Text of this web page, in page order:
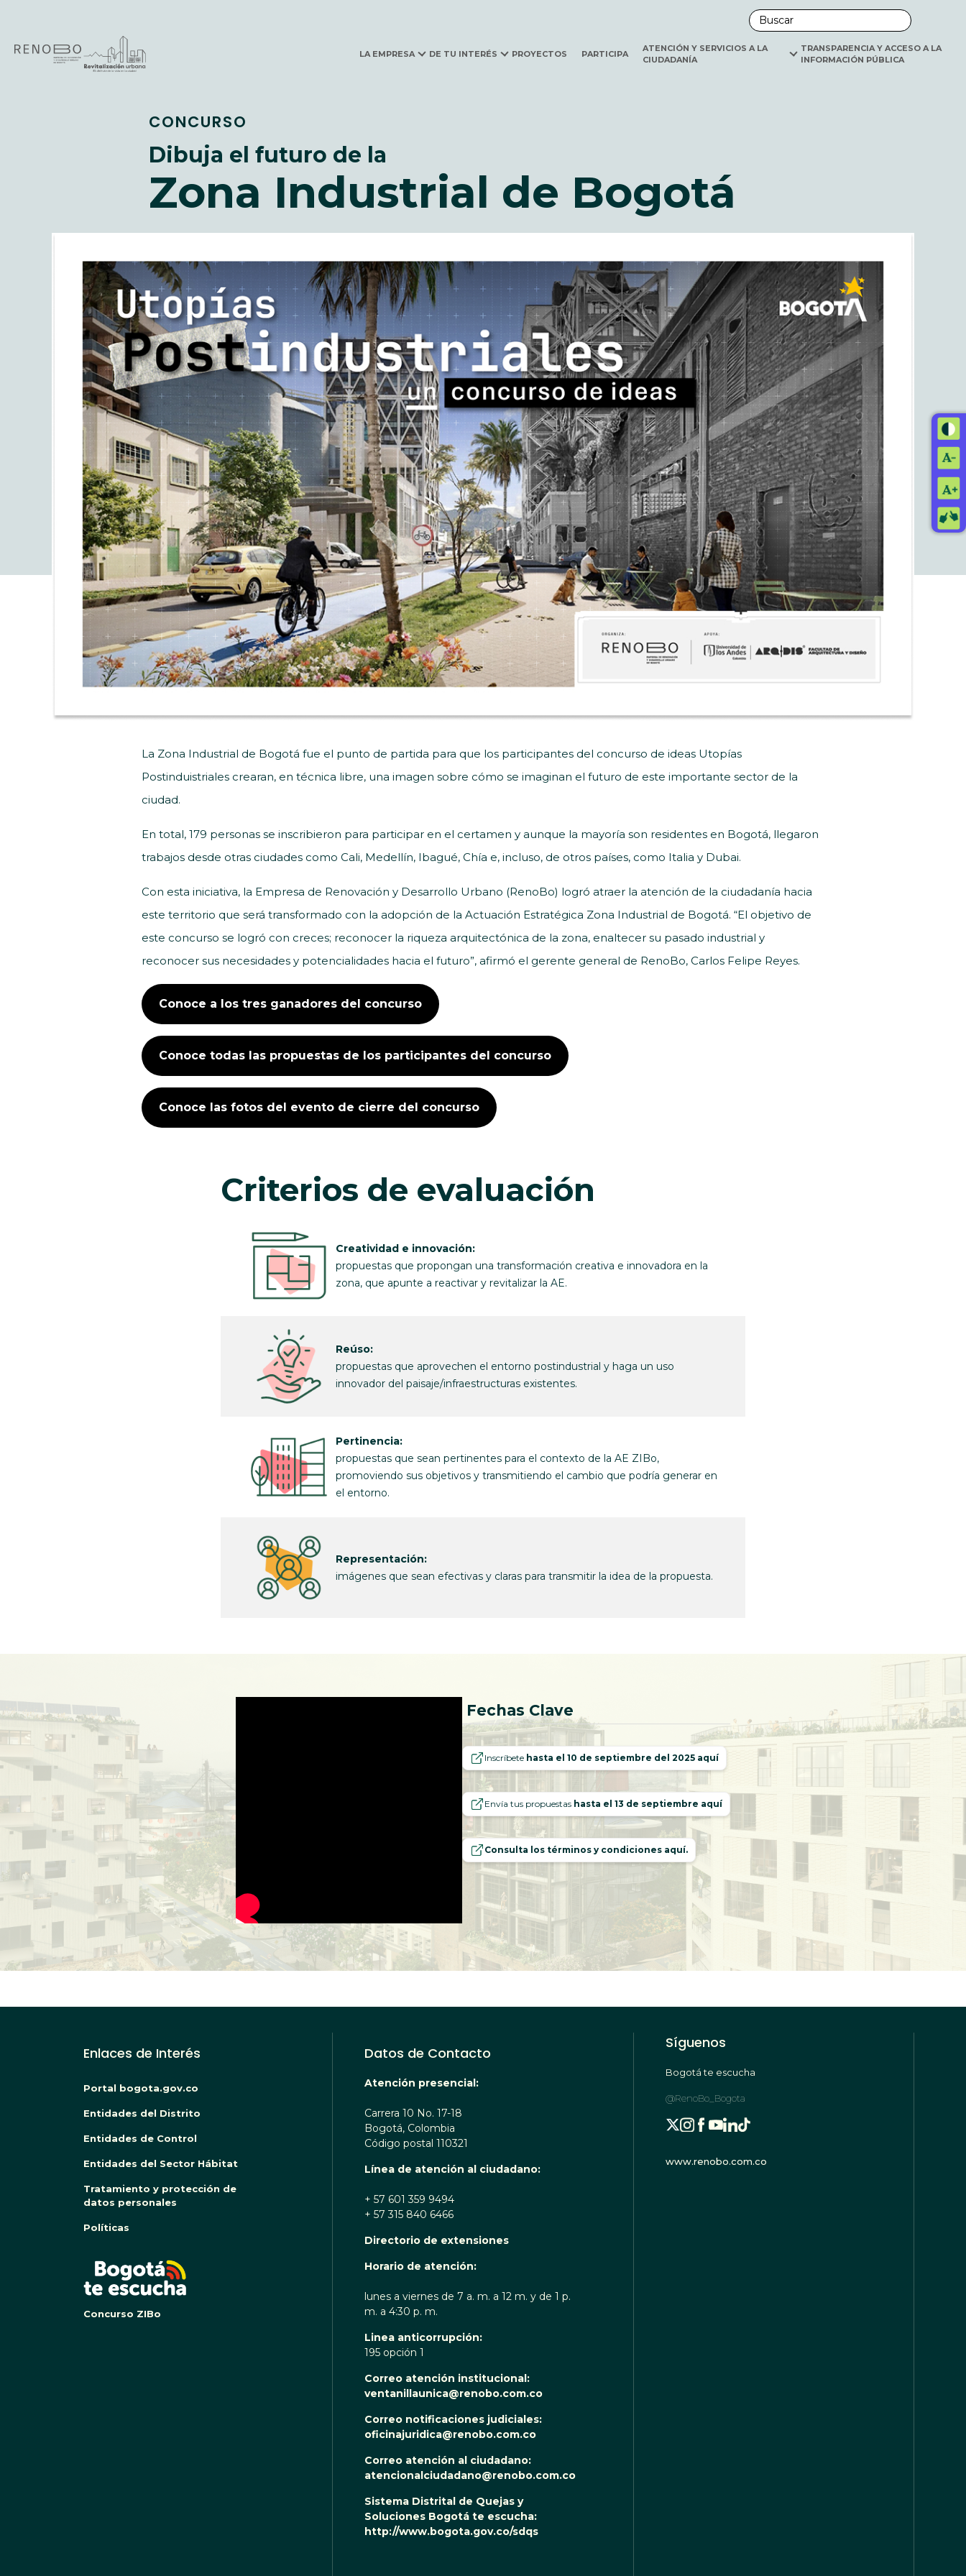
principal
LA EMPRESA DE TU INTERÉS PROYECTOS PARTICIPA
ATENCIÓN Y SERVICIOS A LA
CIUDADANÍA
TRANSPARENCIA Y ACCESO A LA
INFORMACIÓN PÚBLICA
CONCURSO
Dibuja el futuro de la
Zona Industrial de Bogotá
La Zona Industrial de Bogotá fue el punto de partida para que los participantes del concurso de ideas Utopías
Postinduistriales crearan, en técnica libre, una imagen sobre cómo se imaginan el futuro de este importante sector de la
ciudad.
En total, 179 personas se inscribieron para participar en el certamen y aunque la mayoría son residentes en Bogotá, llegaron
trabajos desde otras ciudades como Cali, Medellín, Ibagué, Chía e, incluso, de otros países, como Italia y Dubai.
Con esta iniciativa, la Empresa de Renovación y Desarrollo Urbano (RenoBo) logró atraer la atención de la ciudadanía hacia
este territorio que será transformado con la adopción de la Actuación Estratégica Zona Industrial de Bogotá. “El objetivo de
este concurso se logró con creces; reconocer la riqueza arquitectónica de la zona, enaltecer su pasado industrial y
reconocer sus necesidades y potencialidades hacia el futuro”, afirmó el gerente general de RenoBo, Carlos Felipe Reyes.
Conoce a los tres ganadores del concurso
Conoce todas las propuestas de los participantes del concurso
Conoce las fotos del evento de cierre del concurso
Criterios de evaluación
Creatividad e innovación:
propuestas que propongan una transformación creativa e innovadora en la
zona, que apunte a reactivar y revitalizar la AE.
Reúso:
propuestas que aprovechen el entorno postindustrial y haga un uso
innovador del paisaje/infraestructuras existentes.
Pertinencia:
propuestas que sean pertinentes para el contexto de la AE ZIBo,
promoviendo sus objetivos y transmitiendo el cambio que podría generar en
el entorno.
Representación:
imágenes que sean efectivas y claras para transmitir la idea de la propuesta.
Fechas Clave
Inscríbete hasta el 10 de septiembre del 2025 aquí
Envía tus propuestas hasta el 13 de septiembre aquí
Consulta los términos y condiciones aquí.
Enlaces de Interés
Portal bogota.gov.co
Entidades del Distrito
Entidades de Control
Entidades del Sector Hábitat
Tratamiento y protección de
datos personales
Políticas
Concurso ZIBo
Datos de Contacto
Atención presencial:
Carrera 10 No. 17-18
Bogotá, Colombia
Código postal 110321
Línea de atención al ciudadano:
+ 57 601 359 9494
+ 57 315 840 6466
Directorio de extensiones
Horario de atención:
lunes a viernes de 7 a. m. a 12 m. y de 1 p.
m. a 4:30 p. m.
Linea anticorrupción:
195 opción 1
Correo atención institucional:
ventanillaunica@renobo.com.co
Correo notificaciones judiciales:
oficinajuridica@renobo.com.co
Correo atención al ciudadano:
atencionalciudadano@renobo.com.co
Sistema Distrital de Quejas y
Soluciones Bogotá te escucha:
http://www.bogota.gov.co/sdqs
Síguenos
Bogotá te escucha
@RenoBo_Bogota
www.renobo.com.co